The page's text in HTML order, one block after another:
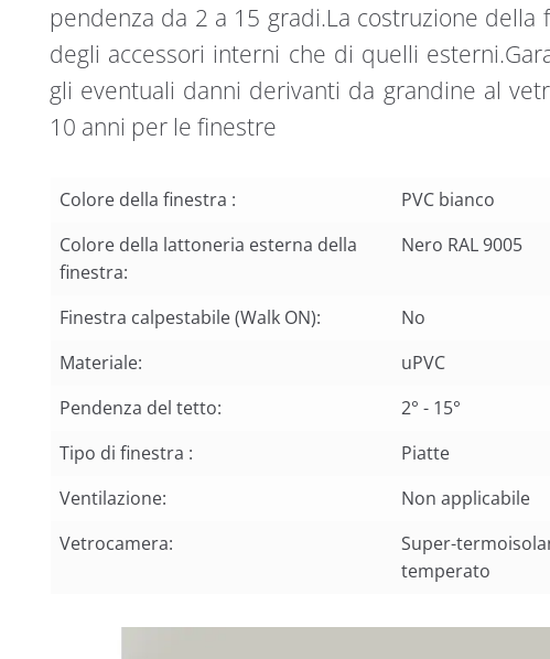
pendenza da 2 a 15 gradi.La costruzione
degli accessori interni che di quelli
gli eventuali danni derivanti da grandine al
10 anni per le finestre
Colore della finestra :
PVC bianco
Colore della lattoneria esterna della
finestra:
Nero RAL 9005
Finestra calpestabile (Walk ON):
No
Materiale:
uPVC
Pendenza del tetto:
2° - 15°
Tipo di finestra :
Piatte
Ventilazione:
Non applicabile
Vetrocamera:
Super-
temperato